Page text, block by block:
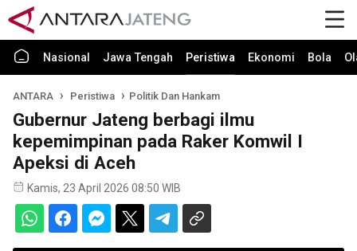
Nasional Jawa Tengah Peristiwa Ekonomi Bola
ANTARA Peristiwa Politik Dan Hankam
Gubernur Jateng berbagi ilmu
kepemimpinan pada Raker Komwil I
Apeksi di Aceh
Kamis, 23 April 2026 08:50 WIB